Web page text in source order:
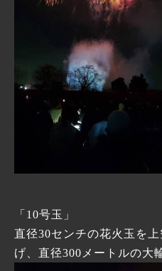
「10号玉」
直径30センチの花火玉を
げ、直径300メートルの大